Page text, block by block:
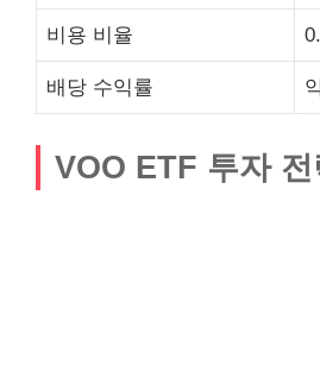
비용 비율
배당 수익률
VOO ETF 투자